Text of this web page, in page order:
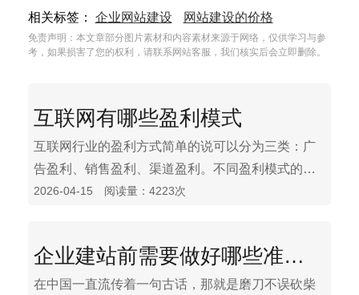
相关标签： 企业网站建设 网站建设的价格
免责声明：本文章部分图片素材和内容素材来源于网络，仅供学习与参
考，如果损害了您的权利，请联系网站客服，我们核实后会立即删除。
互联网有哪些盈利模式
互联网行业的盈利方式简单的说可以分为三类：广
告盈利、销售盈利、渠道盈利。不同盈利模式的公
司，有不同的运营思路。反过来说也成立：不同的
2026-04-15 阅读量：4223次
企业建站前需要做好哪些准备工作
在中国一直流传着一句古话，那就是磨刀不误砍柴